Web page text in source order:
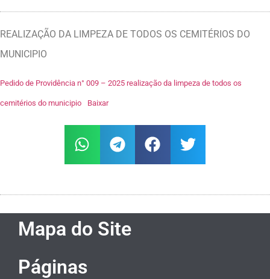
REALIZAÇÃO DA LIMPEZA DE TODOS OS CEMITÉRIOS DO
MUNICIPIO
Pedido de Providência n° 009 – 2025 realização da limpeza de todos os
cemitérios do municipio Baixar
Mapa do Site
Páginas